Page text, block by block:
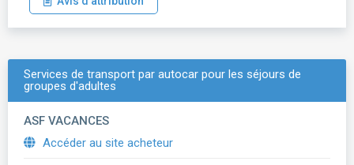
Services de transport par autocar pour les séjours de
groupes d'adultes
ASF VACANCES
Accéder au site acheteur